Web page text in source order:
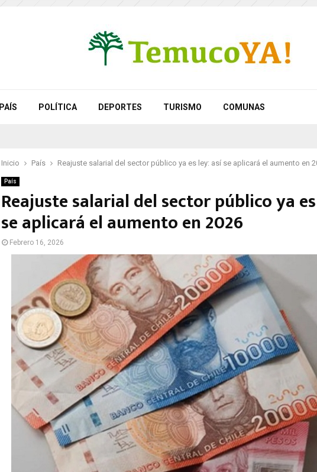
PAÍS POLÍTICA DEPORTES TURISMO COMUNAS
Inicio País Reajuste salarial del sector público ya es ley: así se aplicará el aumento en
País
Reajuste salarial del sector público ya
se aplicará el aumento en 2026
Febrero 16, 2026